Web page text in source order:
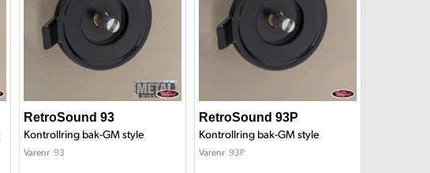
RetroSound 93
Kontrollring bak-GM style
Varenr 93
RetroSound 93P
Kontrollring bak-GM style
Varenr 93P